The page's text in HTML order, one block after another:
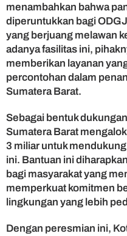
i
a
n
p
a
d
e
e
h
a
t
a
n
e
menambahkan bahwa
diperuntukkan bagi
yang berjuang melawan
adanya fasilitas ini,
memberikan layanan
percontohan dalam
Sumatera Barat.
Sebagai bentuk
Sumatera Barat
3 miliar untuk
ini. Bantuan ini
bagi masyarakat yang
memperkuat komitmen
lingkungan yang lebih
Dengan peresmian ini,